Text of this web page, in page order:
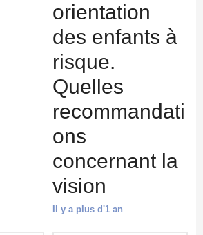
orientation
des enfants à
risque.
Quelles
recommandati
ons
concernant la
vision
Il y a plus d'1 an